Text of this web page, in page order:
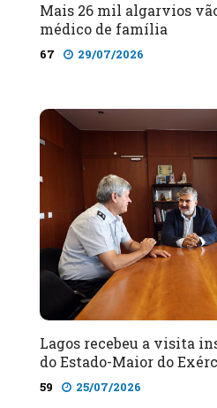
Mais 26 mil algarvios
médico de família
67 29/07/2026
Lagos recebeu a visita
do Estado-Maior do
59 25/07/2026